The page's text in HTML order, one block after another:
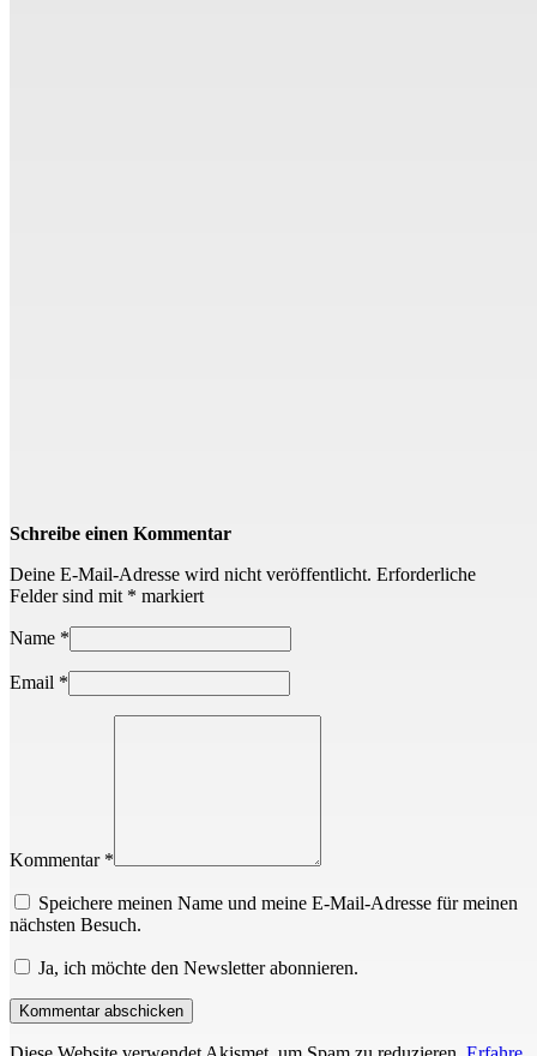
Schreibe einen Kommentar
Deine E-Mail-Adresse wird nicht veröffentlicht. Erforderliche
Felder sind mit * markiert
Name *
Email *
Kommentar *
Speichere meinen Name und meine E-Mail-Adresse für meinen
nächsten Besuch.
Ja, ich möchte den Newsletter abonnieren.